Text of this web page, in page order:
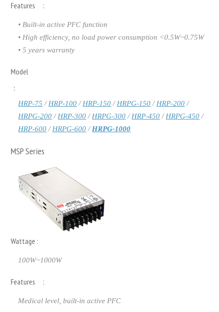
Features :
• Built-in active PFC function
• High efficiency, no load power consumption <0.5W~0.75W
• 5 years warranty
Model
：
HRP-75 /HRP-100/HRP-150/HRPG-150/HRP-200/
HRPG-200/HRP-300/HRPG-300/HRP-450/HRPG-450/
HRP-600/HRPG-600/HRPG-1000
MSP Series
Wattage :
100W~1000W
Features :
Medical level, built-in active PFC